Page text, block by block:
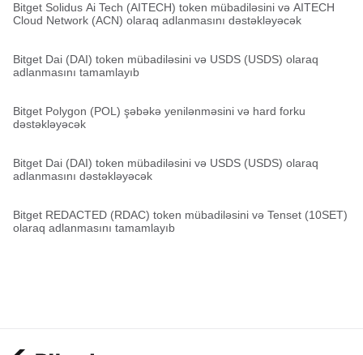
Bitget Solidus Ai Tech (AITECH) token mübadiləsini və AITECH
Cloud Network (ACN) olaraq adlanmasını dəstəkləyəcək
Bitget Dai (DAI) token mübadiləsini və USDS (USDS) olaraq
adlanmasını tamamlayıb
Bitget Polygon (POL) şəbəkə yenilənməsini və hard forku
dəstəkləyəcək
Bitget Dai (DAI) token mübadiləsini və USDS (USDS) olaraq
adlanmasını dəstəkləyəcək
Bitget REDACTED (RDAC) token mübadiləsini və Tenset (10SET)
olaraq adlanmasını tamamlayıb